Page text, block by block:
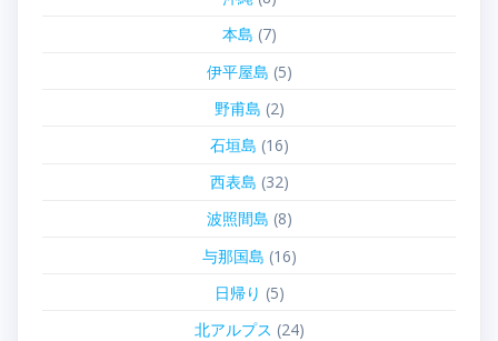
本島 (7)
伊平屋島 (5)
野甫島 (2)
石垣島 (16)
西表島 (32)
波照間島 (8)
与那国島 (16)
日帰り (5)
北アルプス (24)